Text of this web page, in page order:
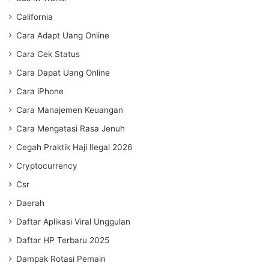
California
Cara Adapt Uang Online
Cara Cek Status
Cara Dapat Uang Online
Cara iPhone
Cara Manajemen Keuangan
Cara Mengatasi Rasa Jenuh
Cegah Praktik Haji Ilegal 2026
Cryptocurrency
Csr
Daerah
Daftar Aplikasi Viral Unggulan
Daftar HP Terbaru 2025
Dampak Rotasi Pemain